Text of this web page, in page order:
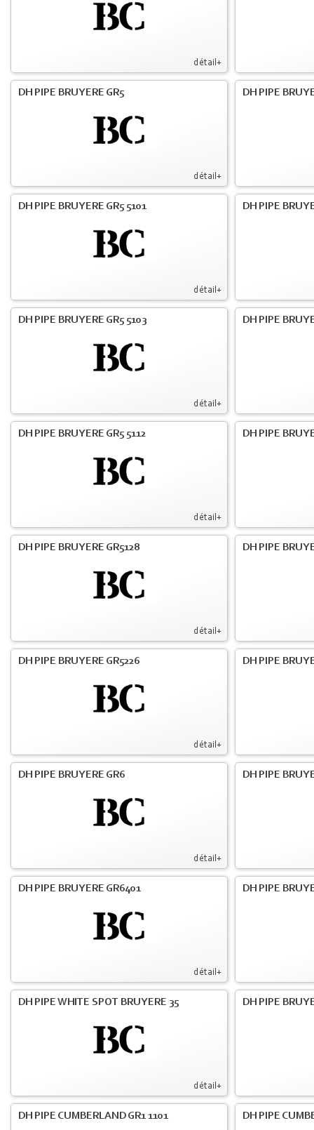
détail+
détail+
DH PIPE BRUYERE GR5 DH PIPE
détail+
DH PIPE BRUYERE GR5 5101 DH PIPE
détail+
DH PIPE BRUYERE GR5 5103 DH PIPE
détail+
DH PIPE BRUYERE GR5 5112 DH PIPE
détail+
DH PIPE BRUYERE GR5128 DH PIPE
détail+
DH PIPE BRUYERE GR5226 DH PIPE
détail+
DH PIPE BRUYERE GR6 DH PIPE
détail+
DH PIPE BRUYERE GR6401 DH PIPE
détail+
DH PIPE WHITE SPOT BRUYERE 35 DH PIPE
DH PIPE CUMBERLAND GR1 1101 DH PIPE